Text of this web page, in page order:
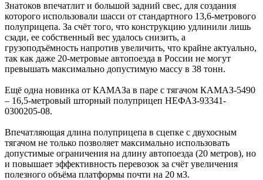
Знатоков впечатлит и большой задний свес, для создания
которого использовали шасси от стандартного 13,6-метрового
полуприцепа. За счёт того, что конструкцию удлинили лишь
сзади, ее собственный вес удалось снизить, а
грузоподъёмность напротив увеличить, что крайне актуально,
так как даже 20-метровые автопоезда в России не могут
превышать максимально допустимую массу в 38 тонн.
Ещё одна новинка от КАМАЗа в паре с тягачом КАМАЗ-5490
– 16,5-метровый шторный полуприцеп НЕФАЗ-93341-
0300205-08.
Впечатляющая длина полуприцепа в сцепке с двухосным
тягачом не только позволяет максимально использовать
допустимые ограничения на длину автопоезда (20 метров), но
и повышает эффективность перевозок за счёт увеличения
полезного объёма платформы почти на 20 м3.